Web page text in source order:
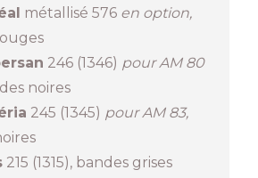
métallisé 576 en option,
246 (1346) pour AM 80
noires
245 (1345) pour AM 83,
215 (1315), bandes grises